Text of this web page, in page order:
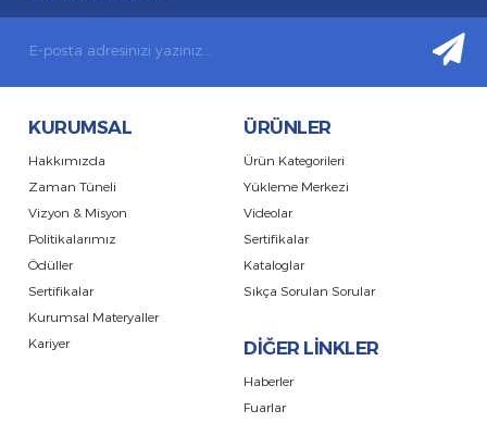
KURUMSAL
Hakkımızda
Zaman Tüneli
Vizyon & Misyon
Politikalarımız
Ödüller
Sertifikalar
Kurumsal Materyaller
Kariyer
ÜRÜNLER
Ürün Kategorileri
Yükleme Merkezi
Videolar
Sertifikalar
Kataloglar
Sıkça Sorulan Sorular
DİĞER LİNKLER
Haberler
Fuarlar